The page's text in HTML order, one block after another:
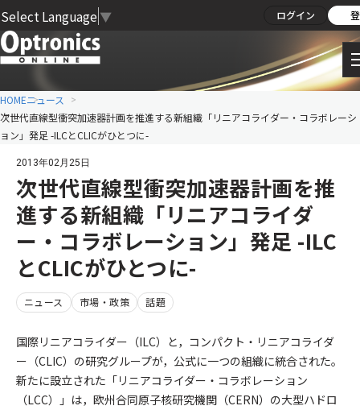
Select Language ▼ ログイン
HOMEニュース
次世代直線型衝突加速器計画を推進する新組織「リニアコライダー・コラボレーシ
ョン」発足 -ILCとCLICがひとつに-
2013年02月25日
次世代直線型衝突加速器計画を推
進する新組織「リニアコライダ
ー・コラボレーション」発足 -ILC
とCLICがひとつに-
ニュース 市場・政策 話題
国際リニアコライダー（ILC）と，コンパクト・リニアコライダ
ー（CLIC）の研究グループが，公式に一つの組織に統合された。
新たに設立された「リニアコライダー・コラボレーション
（LCC）」は，欧州合同原子核研究機関（CERN）の大型ハドロ